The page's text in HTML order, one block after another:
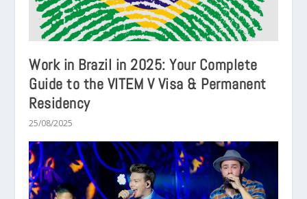
Work in Brazil in 2025: Your Complete
Guide to the VITEM V Visa & Permanent
Residency
25/08/2025